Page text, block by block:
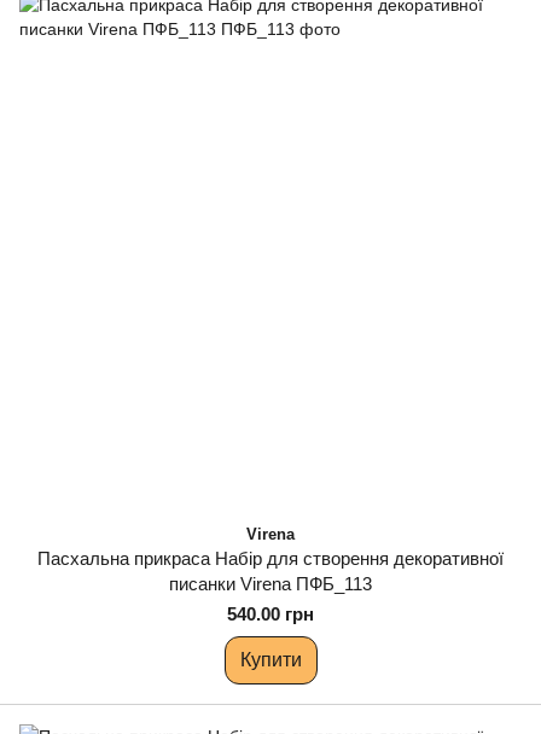
Virena
Пасхальна прикраса Набір для створення декоративної
писанки Virena ПФБ_113
540.00 грн
Купити